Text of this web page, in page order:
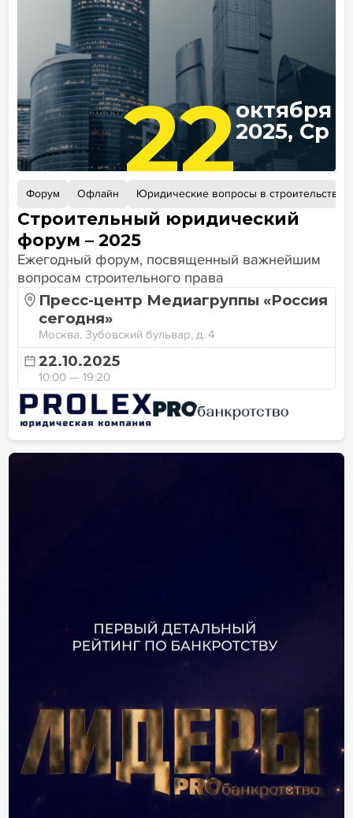
22октября
2025, Ср
Форум Офлайн Юридические вопросы в строительстве
Строительный юридический
форум – 2025
Ежегодный форум, посвященный важнейшим
вопросам строительного права
Пресс-центр Медиагруппы «Россия
сегодня»
Москва, Зубовский бульвар, д. 4
22.10.2025
10:00 — 19:20